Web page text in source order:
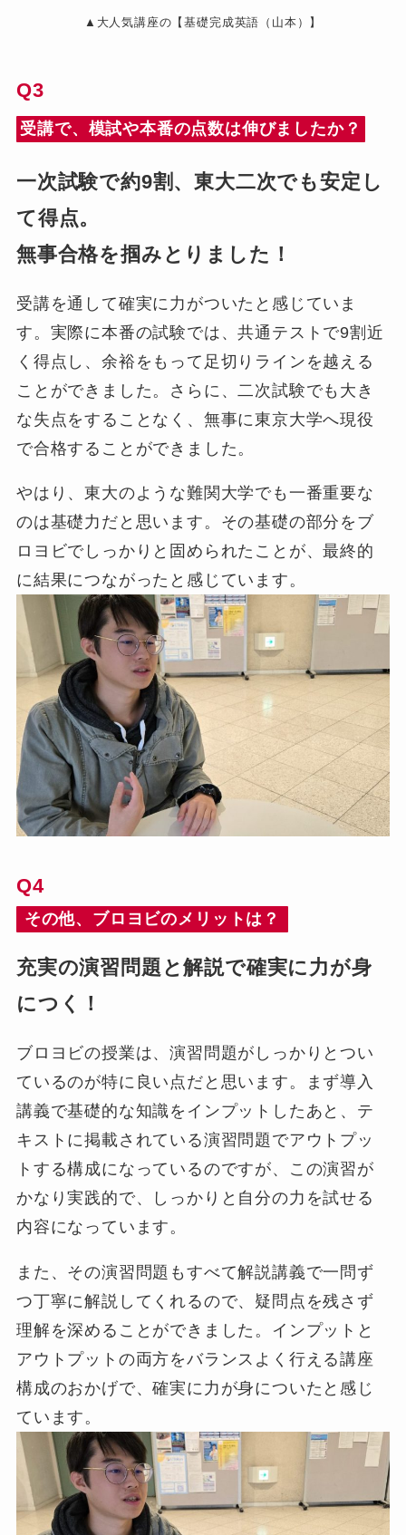
▲大人気講座の【基礎完成英語（山本）】
Q3
受講で、模試や本番の点数は伸びましたか？
一次試験で約9割、東大二次でも安定し
て得点。
無事合格を掴みとりました！
受講を通して確実に力がついたと感じていま
す。実際に本番の試験では、共通テストで9割近
く得点し、余裕をもって足切りラインを越える
ことができました。さらに、二次試験でも大き
な失点をすることなく、無事に東京大学へ現役
で合格することができました。
やはり、東大のような難関大学でも一番重要な
のは基礎力だと思います。その基礎の部分をブ
ロヨビでしっかりと固められたことが、最終的
に結果につながったと感じています。
Q4
その他、ブロヨビのメリットは？
充実の演習問題と解説で確実に力が身
につく！
ブロヨビの授業は、演習問題がしっかりとつい
ているのが特に良い点だと思います。まず導入
講義で基礎的な知識をインプットしたあと、テ
キストに掲載されている演習問題でアウトプッ
トする構成になっているのですが、この演習が
かなり実践的で、しっかりと自分の力を試せる
内容になっています。
また、その演習問題もすべて解説講義で一問ず
つ丁寧に解説してくれるので、疑問点を残さず
理解を深めることができました。インプットと
アウトプットの両方をバランスよく行える講座
構成のおかげで、確実に力が身についたと感じ
ています。